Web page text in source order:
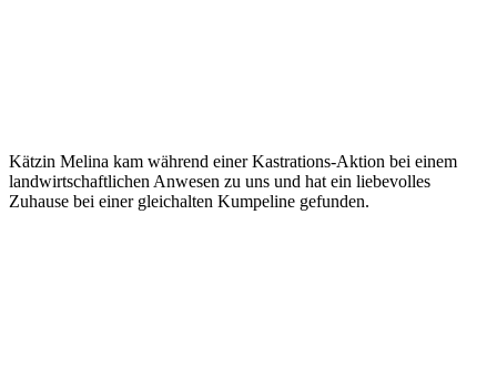
Kätzin Melina kam während einer Kastrations-Aktion bei einem
landwirtschaftlichen Anwesen zu uns und hat ein liebevolles
Zuhause bei einer gleichalten Kumpeline gefunden.